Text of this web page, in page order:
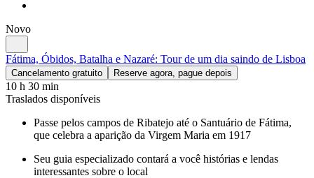
Novo
Fátima, Óbidos, Batalha e Nazaré: Tour de um dia saindo de Lisboa
Cancelamento gratuito Reserve agora, pague depois
10 h 30 min
Traslados disponíveis
Passe pelos campos de Ribatejo até o Santuário de Fátima,
que celebra a aparição da Virgem Maria em 1917
Seu guia especializado contará a você histórias e lendas
interessantes sobre o local